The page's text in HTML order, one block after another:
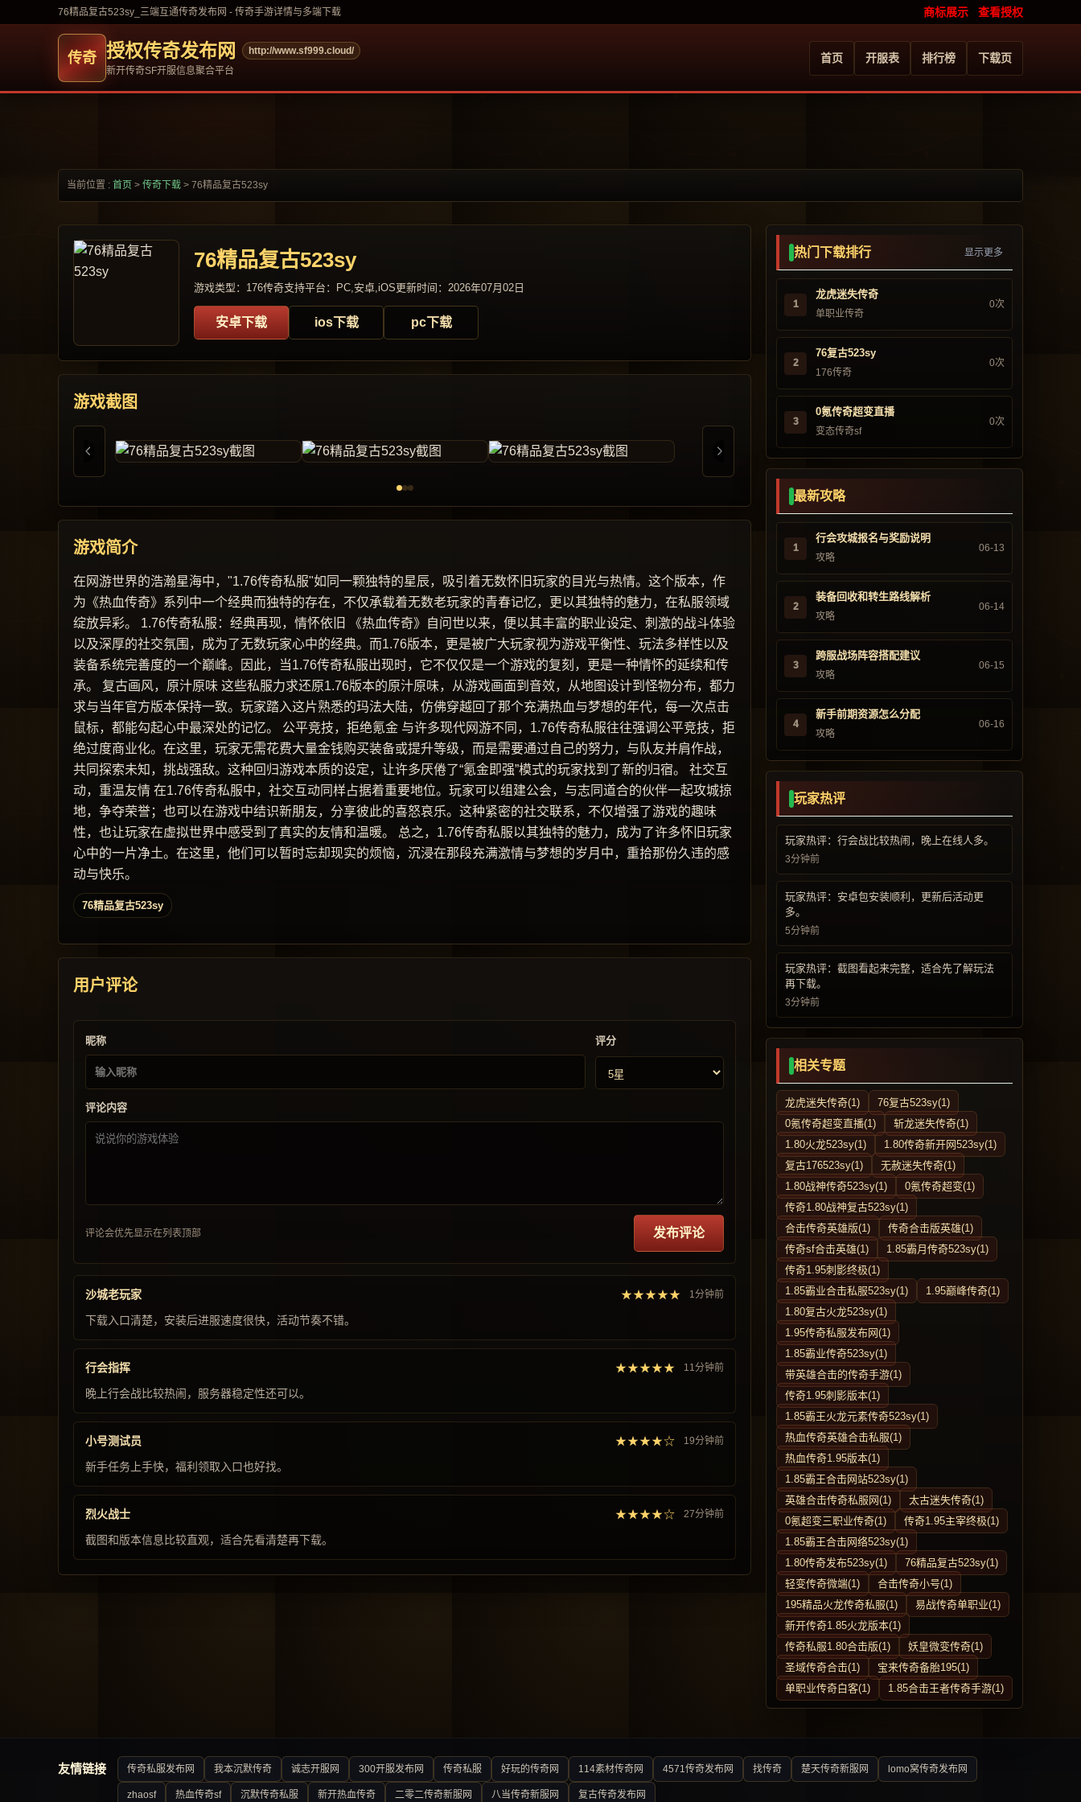
76精品复古523sy_三端互通传奇发布网 - 传奇手游详情与多端下载 商标展示 查看授权
授权传奇发布网
http://www.sf999.cloud/
新开传奇SF开服信息聚合平台
首页 开服表 排行榜 下载页
当前位置 : 首页 > 传奇下载 > 76精品复古523sy
76精品复古523sy
游戏类型：176传奇支持平台：PC,安卓,iOS更新时间：2026年07月02日
安卓下载 ios下载 pc下载
游戏截图
游戏简介
在网游世界的浩瀚星海中，"1.76传奇私服"如同一颗独特的星辰，吸引着无数怀旧玩家的目光与热情。这个版本，作
为《热血传奇》系列中一个经典而独特的存在，不仅承载着无数老玩家的青春记忆，更以其独特的魅力，在私服领域
绽放异彩。 1.76传奇私服：经典再现，情怀依旧 《热血传奇》自问世以来，便以其丰富的职业设定、刺激的战斗体验
以及深厚的社交氛围，成为了无数玩家心中的经典。而1.76版本，更是被广大玩家视为游戏平衡性、玩法多样性以及
装备系统完善度的一个巅峰。因此，当1.76传奇私服出现时，它不仅仅是一个游戏的复刻，更是一种情怀的延续和传
承。 复古画风，原汁原味 这些私服力求还原1.76版本的原汁原味，从游戏画面到音效，从地图设计到怪物分布，都力
求与当年官方版本保持一致。玩家踏入这片熟悉的玛法大陆，仿佛穿越回了那个充满热血与梦想的年代，每一次点击
鼠标，都能勾起心中最深处的记忆。 公平竞技，拒绝氪金 与许多现代网游不同，1.76传奇私服往往强调公平竞技，拒
绝过度商业化。在这里，玩家无需花费大量金钱购买装备或提升等级，而是需要通过自己的努力，与队友并肩作战，
共同探索未知，挑战强敌。这种回归游戏本质的设定，让许多厌倦了“氪金即强”模式的玩家找到了新的归宿。 社交互
动，重温友情 在1.76传奇私服中，社交互动同样占据着重要地位。玩家可以组建公会，与志同道合的伙伴一起攻城掠
地，争夺荣誉；也可以在游戏中结识新朋友，分享彼此的喜怒哀乐。这种紧密的社交联系，不仅增强了游戏的趣味
性，也让玩家在虚拟世界中感受到了真实的友情和温暖。 总之，1.76传奇私服以其独特的魅力，成为了许多怀旧玩家
心中的一片净土。在这里，他们可以暂时忘却现实的烦恼，沉浸在那段充满激情与梦想的岁月中，重拾那份久违的感
动与快乐。
76精品复古523sy
用户评论
昵称 评分
评论内容
评论会优先显示在列表顶部 发布评论
沙城老玩家 ★★★★★ 1分钟前
下载入口清楚，安装后进服速度很快，活动节奏不错。
行会指挥 ★★★★★ 11分钟前
晚上行会战比较热闹，服务器稳定性还可以。
小号测试员 ★★★★☆ 19分钟前
新手任务上手快，福利领取入口也好找。
烈火战士 ★★★★☆ 27分钟前
截图和版本信息比较直观，适合先看清楚再下载。
热门下载排行 显示更多
1
龙虎迷失传奇
单职业传奇
0次
2
76复古523sy
176传奇
0次
3
0氪传奇超变直播
变态传奇sf
0次
最新攻略
1
行会攻城报名与奖励说明
攻略
06-13
2
装备回收和转生路线解析
攻略
06-14
3
跨服战场阵容搭配建议
攻略
06-15
4
新手前期资源怎么分配
攻略
06-16
玩家热评
玩家热评：行会战比较热闹，晚上在线人多。
3分钟前
玩家热评：安卓包安装顺利，更新后活动更
多。
5分钟前
玩家热评：截图看起来完整，适合先了解玩法
再下载。
3分钟前
相关专题
龙虎迷失传奇(1)
76复古523sy(1)
0氪传奇超变直播(1)
斩龙迷失传奇(1)
1.80火龙523sy(1)
1.80传奇新开网523sy(1)
复古176523sy(1)
无赦迷失传奇(1)
1.80战神传奇523sy(1)
0氪传奇超变(1)
传奇1.80战神复古523sy(1)
合击传奇英雄版(1)
传奇合击版英雄(1)
传奇sf合击英雄(1)
1.85霸月传奇523sy(1)
传奇1.95刺影终极(1)
1.85霸业合击私服523sy(1)
1.95巅峰传奇(1)
1.80复古火龙523sy(1)
1.95传奇私服发布网(1)
1.85霸业传奇523sy(1)
带英雄合击的传奇手游(1)
传奇1.95刺影版本(1)
1.85霸王火龙元素传奇523sy(1)
热血传奇英雄合击私服(1)
热血传奇1.95版本(1)
1.85霸王合击网站523sy(1)
英雄合击传奇私服网(1)
太古迷失传奇(1)
0氪超变三职业传奇(1)
传奇1.95主宰终极(1)
1.85霸王合击网络523sy(1)
1.80传奇发布523sy(1)
76精品复古523sy(1)
轻变传奇微端(1)
合击传奇小号(1)
195精品火龙传奇私服(1)
易战传奇单职业(1)
新开传奇1.85火龙版本(1)
传奇私服1.80合击版(1)
妖皇微变传奇(1)
圣域传奇合击(1)
宝来传奇备胎195(1)
单职业传奇白客(1)
1.85合击王者传奇手游(1)
友情链接 传奇私服发布网 我本沉默传奇 诚志开服网 300开服发布网 传奇私服 好玩的传奇网 114素材传奇网 4571传奇发布网 找传奇 楚天传奇新服网 lomo窝传奇发布网
zhaosf 热血传奇sf 沉默传奇私服 新开热血传奇 二零二传奇新服网 八当传奇新服网 复古传奇发布网